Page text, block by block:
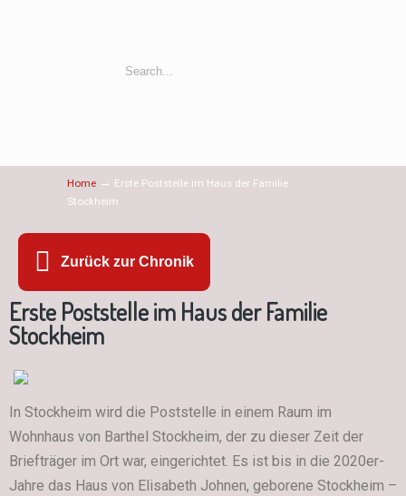
Home → Erste Poststelle im Haus der Familie
Stockheim
Zurück zur Chronik
Erste Poststelle im Haus der Familie
Stockheim
In Stockheim wird die Poststelle in einem Raum im
Wohnhaus von Barthel Stockheim, der zu dieser Zeit der
Briefträger im Ort war, eingerichtet. Es ist bis in die 2020er-
Jahre das Haus von Elisabeth Johnen, geborene Stockheim –